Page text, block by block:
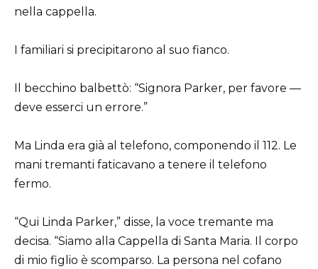
nella cappella.
I familiari si precipitarono al suo fianco.
Il becchino balbettò: “Signora Parker, per favore —
deve esserci un errore.”
Ma Linda era già al telefono, componendo il 112. Le
mani tremanti faticavano a tenere il telefono
fermo.
“Qui Linda Parker,” disse, la voce tremante ma
decisa. “Siamo alla Cappella di Santa Maria. Il corpo
di mio figlio è scomparso. La persona nel cofano